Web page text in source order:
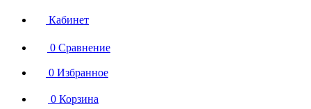
Кабинет
0 Сравнение
0 Избранное
0 Корзина